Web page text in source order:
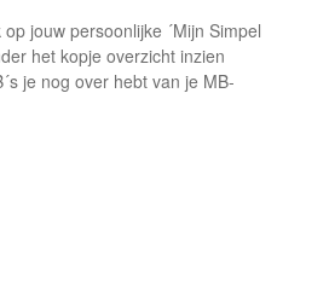
jouw persoonlijke ´Mijn Simpel
het kopje overzicht inzien
je nog over hebt van je MB-